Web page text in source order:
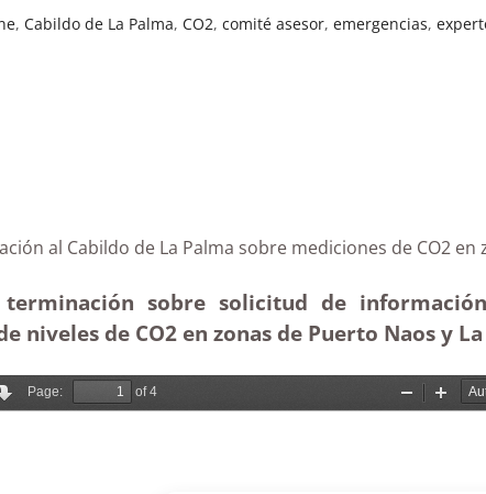
,Cabildo de La Palma,CO2,comité asesor,emergencias,
al Cabildo de La Palma sobre mediciones de
terminación sobre solicitud de
niveles de CO2 en zonas de Puerto Naos y